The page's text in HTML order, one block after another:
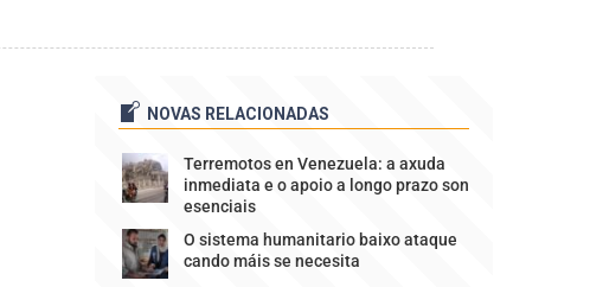
NOVAS RELACIONADAS
Terremotos en Venezuela: a axuda
inmediata e o apoio a longo prazo son
esenciais
O sistema humanitario baixo ataque
cando máis se necesita